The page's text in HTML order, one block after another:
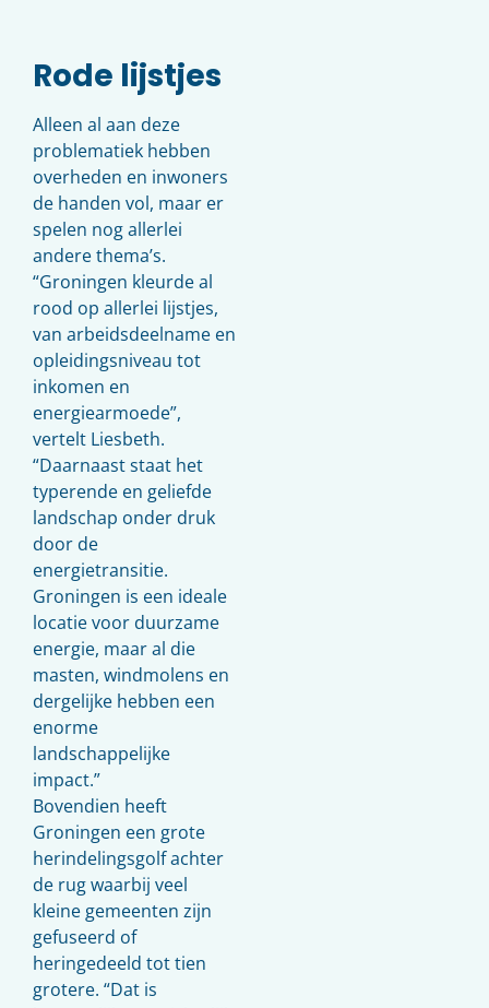
Rode lijstjes
Alleen al aan deze
problematiek hebben
overheden en inwoners
de handen vol, maar er
spelen nog allerlei
andere thema’s.
“Groningen kleurde al
rood op allerlei lijstjes,
van arbeidsdeelname en
opleidingsniveau tot
inkomen en
energiearmoede”,
vertelt Liesbeth.
“Daarnaast staat het
typerende en geliefde
landschap onder druk
door de
energietransitie.
Groningen is een ideale
locatie voor duurzame
energie, maar al die
masten, windmolens en
dergelijke hebben een
enorme
landschappelijke
impact.”
Bovendien heeft
Groningen een grote
herindelingsgolf achter
de rug waarbij veel
kleine gemeenten zijn
gefuseerd of
heringedeeld tot tien
grotere. “Dat is